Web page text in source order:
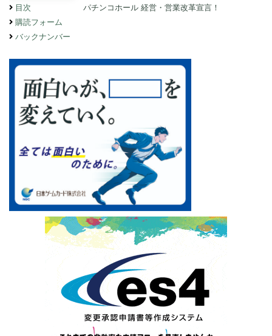
目次
購読フォーム
バックナンバー
パチンコホール 経営・営業改革宣言！